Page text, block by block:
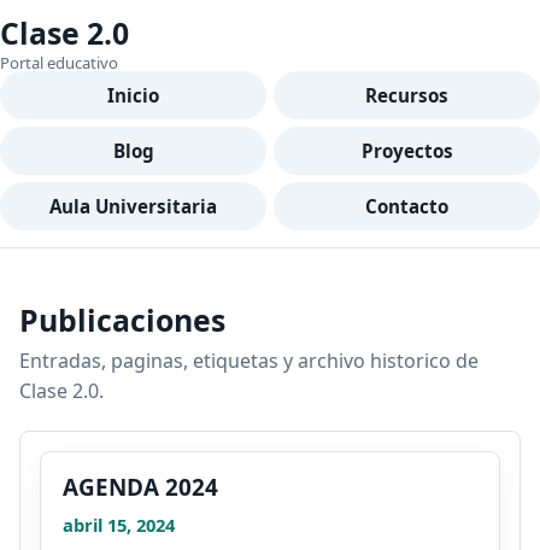
Clase 2.0
Portal educativo
Inicio Recursos
Blog Proyectos
Aula Universitaria Contacto
Publicaciones
Entradas, paginas, etiquetas y archivo historico de
Clase 2.0.
AGENDA 2024
abril 15, 2024